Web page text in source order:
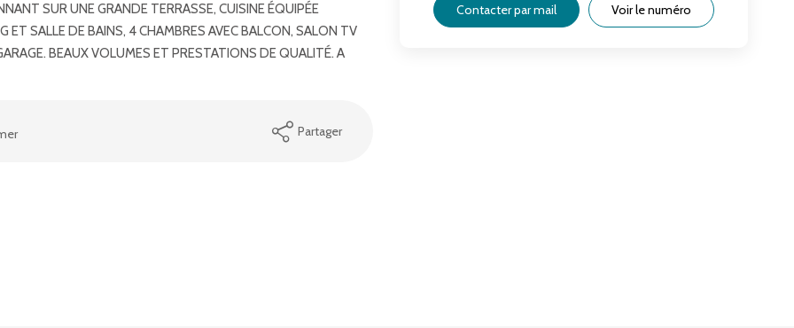
SUR UNE GRANDE TERRASSE, CUISINE ÉQUIPÉE
ET SALLE DE BAINS, 4 CHAMBRES AVEC BALCON, SALON TV
BEAUX VOLUMES ET PRESTATIONS DE QUALITÉ. A
Partager
Contacter par mail Voir le numéro